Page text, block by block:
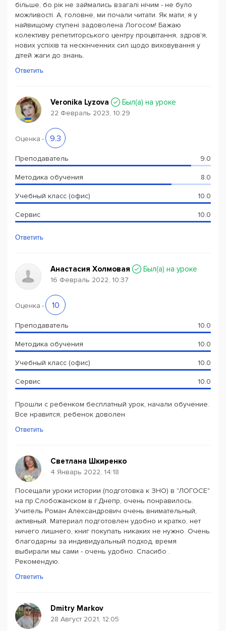
більше, бо рік не займались взагалі нічим - не було
можливості. А, головне, ми почали читати. Як мати, я у
найвищому ступені задоволена Логосом! Бажаю
колективу репетиторського центру процвітання, здров'я,
нових успіхів та нескінченних сил щодо виховування у
дітей жаги до знань.
Ответить
Veronika Lyzova Был(a) на уроке
22 Февраль 2023, 10:29
Оценка - 9.3
Преподаватель 9.0
Методика обучения 8.0
Учебный класс (офис) 10.0
Сервис 10.0
Ответить
Анастасия Холмовая Был(a) на уроке
16 Февраль 2022, 10:37
Оценка - 10
Преподаватель 10.0
Методика обучения 10.0
Учебный класс (офис) 10.0
Сервис 10.0
Прошли с ребенком бесплатный урок, начали обучение.
Все нравится, ребенок доволен
Ответить
Светлана Шкиренко
4 Январь 2022, 14:18
Посещали уроки истории (подготовка к ЗНО) в "ЛОГОСЕ"
на пр.Слобожанском в г.Днепр, очень понравилось.
Учитель Роман Александрович очень внимательный,
активный. Материал подготовлен удобно и кратко, нет
ничего лишнего, книг покупать никаких не нужно. Очень
благодарны за индивидуальный подход, время
выбирали мы сами - очень удобно. Спасибо .
Рекомендую.
Ответить
Dmitry Markov
28 Август 2021, 12:05